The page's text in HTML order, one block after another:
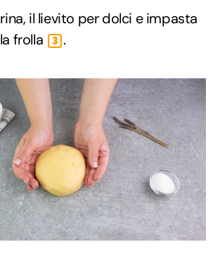
il lievito per dolci e impasta
frolla
3 .